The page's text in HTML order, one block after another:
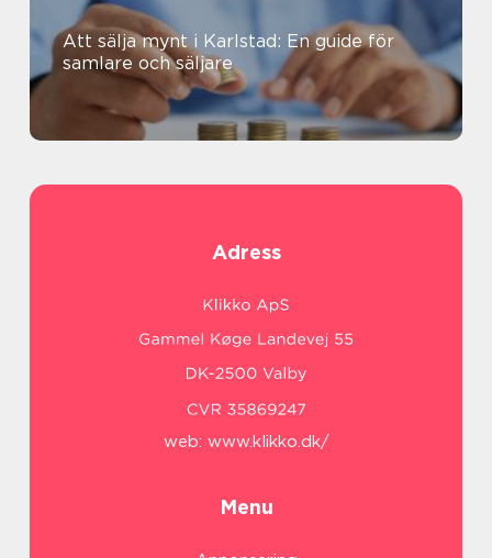
Att sälja mynt i Karlstad: En guide för
samlare och säljare
Adress
web: www.klikko.dk/
Menu